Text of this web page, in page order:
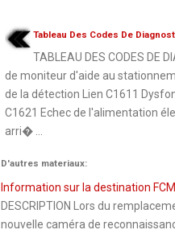
Tableau Des Codes De
TABLEAU DES CODES DE
de moniteur d'aide au
de la détection Lien C1611
C1621 Echec de l'alimentation
arri� ...
D'autres materiaux:
Information sur la destination
DESCRIPTION Lors du
nouvelle caméra de